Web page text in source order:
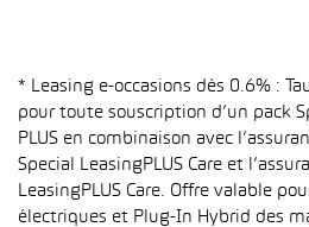
* Leasing e-occasions dès 0.6% :
pour toute souscription d’un pack
PLUS en combinaison avec
Special LeasingPLUS Care et
LeasingPLUS Care. Offre valable
électriques et Plug-In Hybrid des